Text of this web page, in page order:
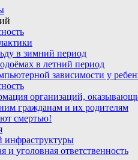
в зимний период
в летний период
зависимости у
организаций,
гражданам и их родителям
смертью!
инфраструктуры
и уголовная ответственность